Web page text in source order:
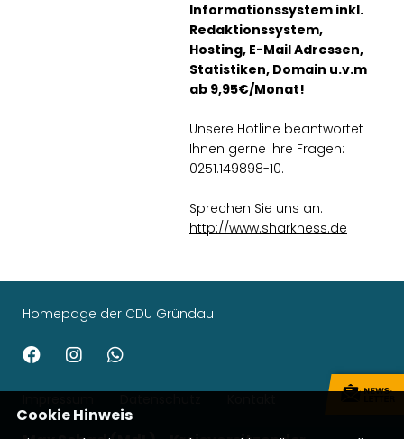
Informationssystem inkl.
Redaktionssystem,
Hosting, E-Mail Adressen,
Statistiken, Domain u.v.m
ab 9,95€/Monat!
Unsere Hotline beantwortet
Ihnen gerne Ihre Fragen:
0251.149898-10.
Sprechen Sie uns an.
http://www.sharkness.de
Homepage der CDU Gründau
Cookie Hinweis